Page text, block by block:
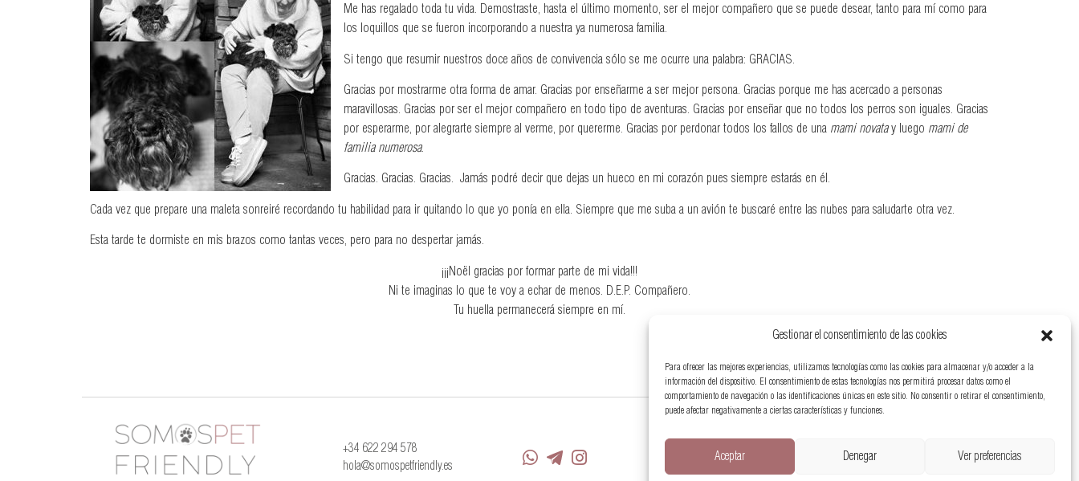
Gestionar el consentimiento de las cookies
Para ofrecer las mejores experiencias, utilizamos tecnologías como las cookies para almacenar y/o acceder a la
información del dispositivo. El consentimiento de estas tecnologías nos permitirá procesar datos como el
comportamiento de navegación o las identificaciones únicas en este sitio. No consentir o retirar el consentimiento,
puede afectar negativamente a ciertas características y funciones.
Aceptar Denegar Ver preferencias
Me has regalado toda tu vida. Demostraste, hasta el último momento, ser el mejor compañero que se puede desear, tanto para mí como para
los loquillos que se fueron incorporando a nuestra ya numerosa familia.
Si tengo que resumir nuestros doce años de convivencia sólo se me ocurre una palabra: GRACIAS.
Gracias por mostrarme otra forma de amar. Gracias por enseñarme a ser mejor persona. Gracias porque me has acercado a personas
maravillosas. Gracias por ser el mejor compañero en todo tipo de aventuras. Gracias por enseñar que no todos los perros son iguales. Gracias
por esperarme, por alegrarte siempre al verme, por quererme. Gracias por perdonar todos los fallos de una mami novatay luego mami de
familia numerosa.
Gracias. Gracias. Gracias. Jamás podré decir que dejas un hueco en mi corazón pues siempre estarás en él.
Cada vez que prepare una maleta sonreiré recordando tu habilidad para ir quitando lo que yo ponía en ella. Siempre que me suba a un avión te buscaré entre las nubes para saludarte otra vez.
Esta tarde te dormiste en mis brazos como tantas veces, pero para no despertar jamás.
¡¡¡Noël gracias por formar parte de mi vida!!!
Ni te imaginas lo que te voy a echar de menos. D.E.P. Compañero.
Tu huella permanecerá siempre en mí.
+34 622 294 578
hola@somospetfriendly.es
Política de Privacidad Política de Cookies Accesibilidad